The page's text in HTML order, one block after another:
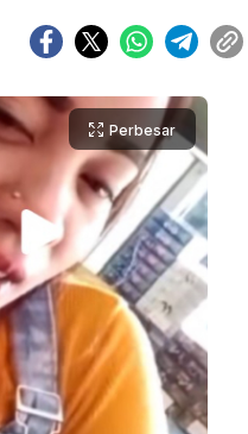
Perbesar